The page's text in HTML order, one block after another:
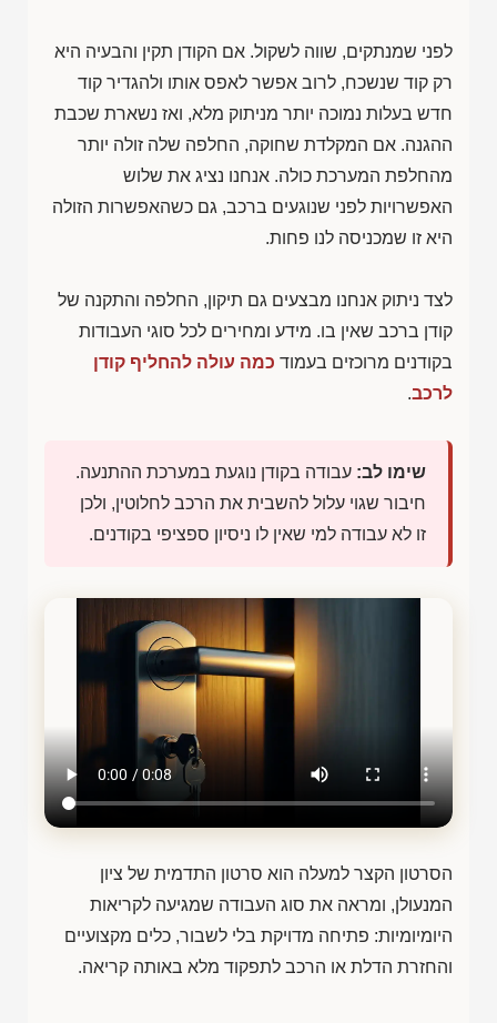
לפני שמנתקים, שווה לשקול. אם הקודן תקין והבעיה היא
רק קוד שנשכח, לרוב אפשר לאפס אותו ולהגדיר קוד
חדש בעלות נמוכה יותר מניתוק מלא, ואז נשארת שכבת
ההגנה. אם המקלדת שחוקה, החלפה שלה זולה יותר
מהחלפת המערכת כולה. אנחנו נציג את שלוש
האפשרויות לפני שנוגעים ברכב, גם כשהאפשרות הזולה
היא זו שמכניסה לנו פחות.
לצד ניתוק אנחנו מבצעים גם תיקון, החלפה והתקנה של
קודן ברכב שאין בו. מידע ומחירים לכל סוגי העבודות
בקודנים מרוכזים בעמוד כמה עולה להחליף קודן
לרכב.
שימו לב: עבודה בקודן נוגעת במערכת ההתנעה.
חיבור שגוי עלול להשבית את הרכב לחלוטין, ולכן
זו לא עבודה למי שאין לו ניסיון ספציפי בקודנים.
הסרטון הקצר למעלה הוא סרטון התדמית של ציון
המנעולן, ומראה את סוג העבודה שמגיעה לקריאות
היומיומיות: פתיחה מדויקת בלי לשבור, כלים מקצועיים
והחזרת הדלת או הרכב לתפקוד מלא באותה קריאה.